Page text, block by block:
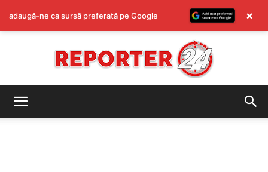
adaugă-ne ca sursă preferată pe Google ×